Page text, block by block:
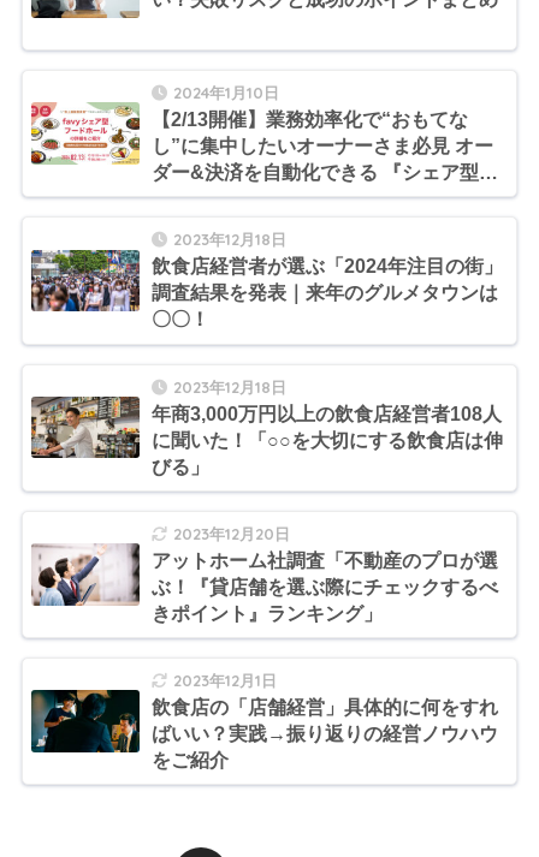
2024年1月10日
【2/13開催】業務効率化で“おもてな
し”に集中したいオーナーさま必見 オー
ダー&決済を自動化できる 『シェア型フ
ードホール』出店セミナー
2023年12月18日
飲食店経営者が選ぶ「2024年注目の街」
調査結果を発表｜来年のグルメタウンは
〇〇！
2023年12月18日
年商3,000万円以上の飲食店経営者108人
に聞いた！「○○を大切にする飲食店は伸
びる」
2023年12月20日
アットホーム社調査「不動産のプロが選
ぶ！『貸店舗を選ぶ際にチェックするべ
きポイント』ランキング」
2023年12月1日
飲食店の「店舗経営」具体的に何をすれ
ばいい？実践→振り返りの経営ノウハウ
をご紹介